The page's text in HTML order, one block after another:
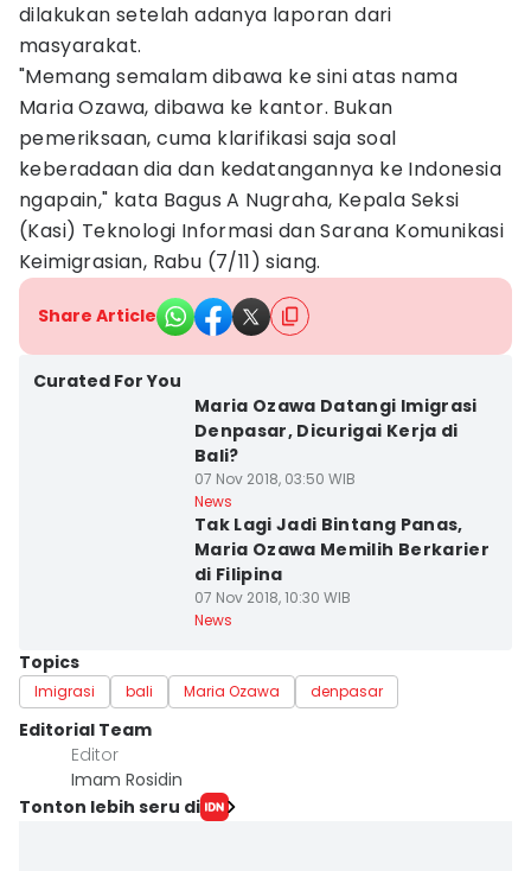
dilakukan setelah adanya laporan dari
masyarakat.
"Memang semalam dibawa ke sini atas nama
Maria Ozawa, dibawa ke kantor. Bukan
pemeriksaan, cuma klarifikasi saja soal
keberadaan dia dan kedatangannya ke Indonesia
ngapain," kata Bagus A Nugraha, Kepala Seksi
(Kasi) Teknologi Informasi dan Sarana Komunikasi
Keimigrasian, Rabu (7/11) siang.
Share Article
Curated For You
Maria Ozawa Datangi Imigrasi
Denpasar, Dicurigai Kerja di
Bali?
07 Nov 2018, 03:50 WIB
News
Tak Lagi Jadi Bintang Panas,
Maria Ozawa Memilih Berkarier
di Filipina
07 Nov 2018, 10:30 WIB
News
Topics
Imigrasi bali Maria Ozawa denpasar
Editorial Team
Editor
Imam Rosidin
Tonton lebih seru di